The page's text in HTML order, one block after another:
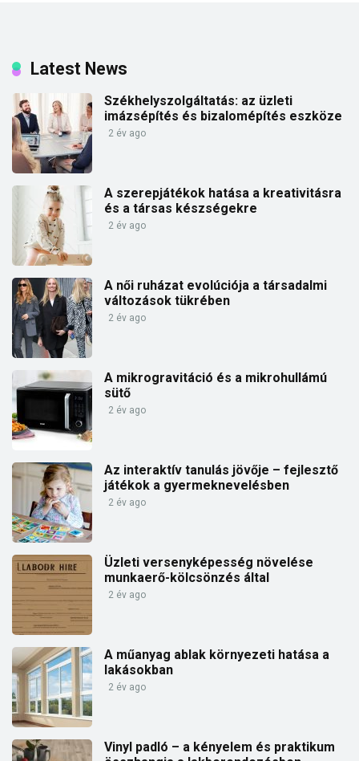
Latest News
Székhelyszolgáltatás: az üzleti
imázsépítés és bizalomépítés eszköze
2 év ago
A szerepjátékok hatása a kreativitásra
és a társas készségekre
2 év ago
A női ruházat evolúciója a társadalmi
változások tükrében
2 év ago
A mikrogravitáció és a mikrohullámú
sütő
2 év ago
Az interaktív tanulás jövője – fejlesztő
játékok a gyermeknevelésben
2 év ago
Üzleti versenyképesség növelése
munkaerő-kölcsönzés által
2 év ago
A műanyag ablak környezeti hatása a
lakásokban
2 év ago
Vinyl padló – a kényelem és praktikum